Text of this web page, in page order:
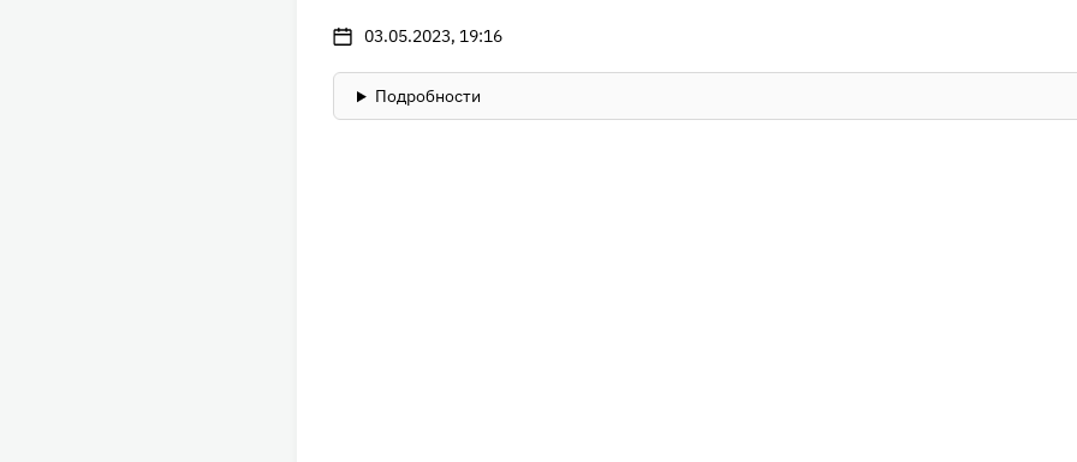
03.05.2023, 19:16
Подробности